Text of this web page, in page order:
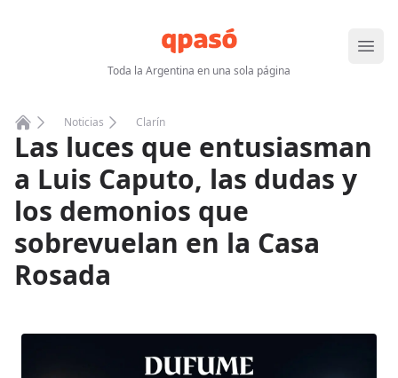
Toda la Argentina en una sola página
Abrir
Home
Noticias Clarín
Las luces que entusiasman
a Luis Caputo, las dudas y
los demonios que
sobrevuelan en la Casa
Rosada